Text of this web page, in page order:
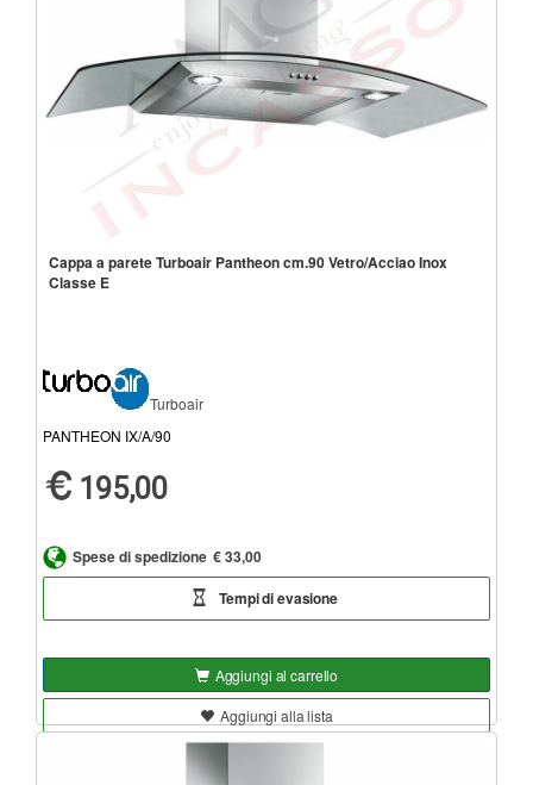
Cappa a parete Turboair Pantheon cm.90 Vetro/Acciao Inox
Classe E
Turboair
PANTHEON IX/A/90
195,00
Spese di spedizione € 33,00
Tempi di evasione
Aggiungi al carrello
Aggiungi alla lista